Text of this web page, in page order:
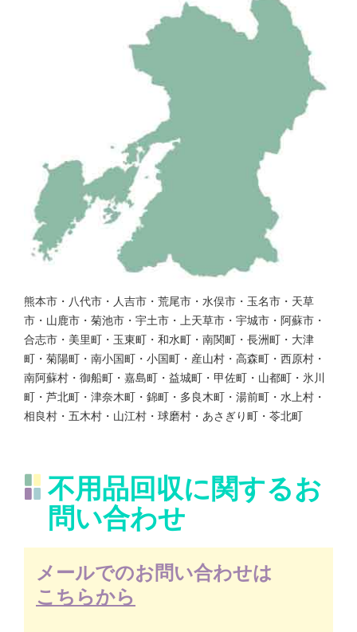
熊本市・八代市・人吉市・荒尾市・水俣市・玉名市・天草
市・山鹿市・菊池市・宇土市・上天草市・宇城市・阿蘇市・
合志市・美里町・玉東町・和水町・南関町・長洲町・大津
町・菊陽町・南小国町・小国町・産山村・高森町・西原村・
南阿蘇村・御船町・嘉島町・益城町・甲佐町・山都町・氷川
町・芦北町・津奈木町・錦町・多良木町・湯前町・水上村・
相良村・五木村・山江村・球磨村・あさぎり町・苓北町
不用品回収に関するお
問い合わせ
メールでのお問い合わせは
こちらから